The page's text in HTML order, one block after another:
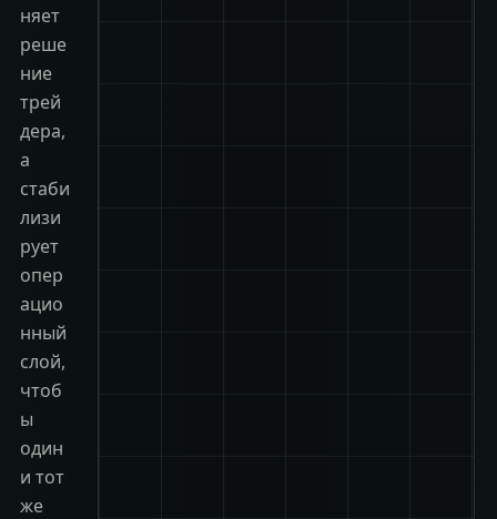
няет
реше
ние
трей
дера,
а
стаби
лизи
рует
опер
ацио
нный
слой,
чтоб
ы
один
и тот
же